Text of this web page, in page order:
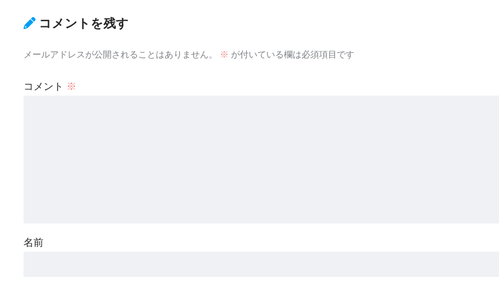
コメントを残す
メールアドレスが公開されることはありません。 ※ が付いている欄は必須項目です
コメント ※
名前